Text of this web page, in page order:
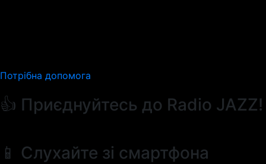
Потрібна допомога
👍 Приєднуйтесь до Radio JAZZ!
📱 Слухайте зі смартфона